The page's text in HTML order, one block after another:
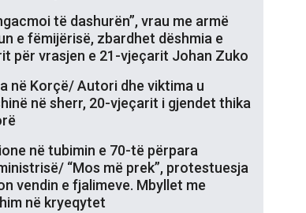
të dashurën”, vrau me armë
e fëmijërisë, zbardhet dëshmia e
për vrasjen e 21-vjeçarit Johan Zuko
në Korçë/ Autori dhe viktima u
në sherr, 20-vjeçarit i gjendet thika
në tubimin e 70-të përpara
“Mos më prek”, protestuesja
vendin e fjalimeve. Mbyllet me
në kryeqytet